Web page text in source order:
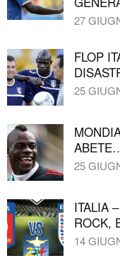
27
FLOP
25
25
ITALIA
ROCK,
14